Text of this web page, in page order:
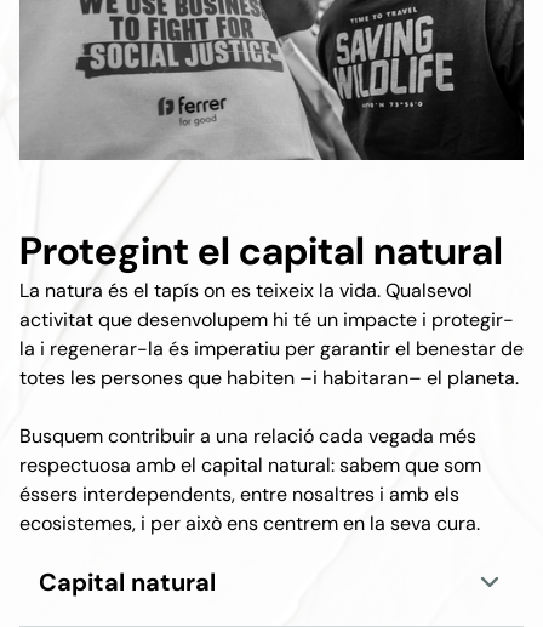
Protegint el capital natural
La natura és el tapís on es teixeix la vida. Qualsevol
activitat que desenvolupem hi té un impacte i protegir-
la i regenerar-la és imperatiu per garantir el benestar de
totes les persones que habiten –i habitaran– el planeta.
Busquem contribuir a una relació cada vegada més
respectuosa amb el capital natural: sabem que som
éssers interdependents, entre nosaltres i amb els
ecosistemes, i per això ens centrem en la seva cura.
Capital natural